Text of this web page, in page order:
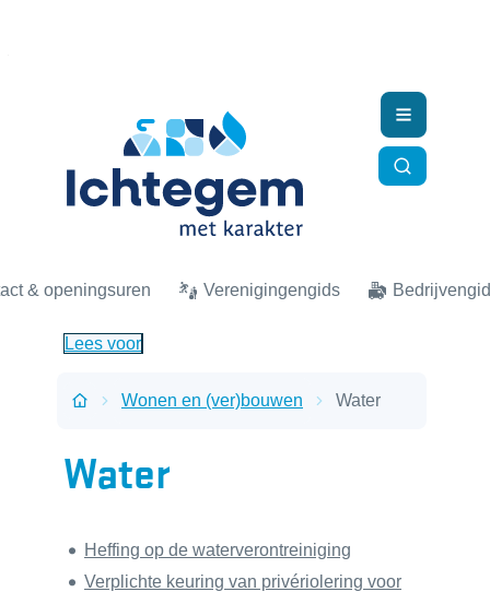
& openingsuren Verenigingengids
Zoek
Menu
Lees voor
Startpagina
Wonen en (ver)bouwen Water
Water
Thema's
Heffing op de waterverontreiniging
Verplichte keuring van privériolering voor